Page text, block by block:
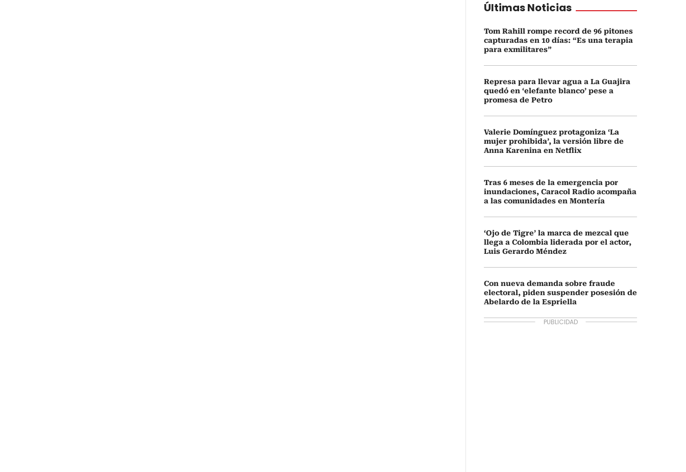
Últimas Noticias
Tom Rahill rompe record de 96 pitones
capturadas en 10 días: “Es una terapia
para exmilitares”
Represa para llevar agua a La Guajira
quedó en ‘elefante blanco’ pese a
promesa de Petro
Valerie Domínguez protagoniza ‘La
mujer prohibida’, la versión libre de
Anna Karenina en Netflix
Tras 6 meses de la emergencia por
inundaciones, Caracol Radio acompaña
a las comunidades en Montería
‘Ojo de Tigre’ la marca de mezcal que
llega a Colombia liderada por el actor,
Luis Gerardo Méndez
Con nueva demanda sobre fraude
electoral, piden suspender posesión de
Abelardo de la Espriella